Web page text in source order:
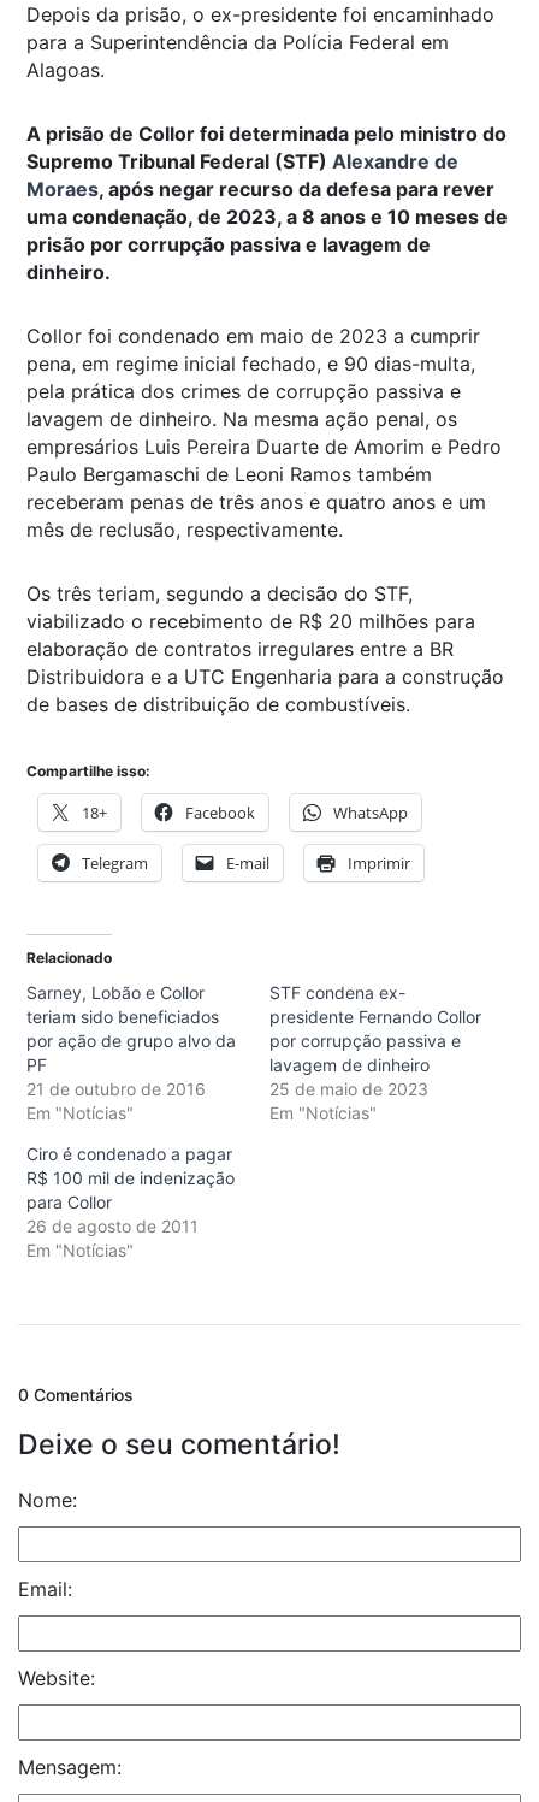
Depois da prisão, o ex-presidente foi encaminhado
para a Superintendência da Polícia Federal em
Alagoas.
A prisão de Collor foi determinada pelo ministro do
Supremo Tribunal Federal (STF) Alexandre de
Moraes, após negar recurso da defesa para rever
uma condenação, de 2023, a 8 anos e 10 meses de
prisão por corrupção passiva e lavagem de
dinheiro.
Collor foi condenado em maio de 2023 a cumprir
pena, em regime inicial fechado, e 90 dias-multa,
pela prática dos crimes de corrupção passiva e
lavagem de dinheiro. Na mesma ação penal, os
empresários Luis Pereira Duarte de Amorim e Pedro
Paulo Bergamaschi de Leoni Ramos também
receberam penas de três anos e quatro anos e um
mês de reclusão, respectivamente.
Os três teriam, segundo a decisão do STF,
viabilizado o recebimento de R$ 20 milhões para
elaboração de contratos irregulares entre a BR
Distribuidora e a UTC Engenharia para a construção
de bases de distribuição de combustíveis.
Compartilhe isso:
18+ Facebook WhatsApp
Telegram E-mail Imprimir
Relacionado
Sarney, Lobão e Collor
teriam sido beneficiados
por ação de grupo alvo da
PF
21 de outubro de 2016
Em "Notícias"
STF condena ex-
presidente Fernando Collor
por corrupção passiva e
lavagem de dinheiro
25 de maio de 2023
Em "Notícias"
Ciro é condenado a pagar
R$ 100 mil de indenização
para Collor
26 de agosto de 2011
Em "Notícias"
0 Comentários
Deixe o seu comentário!
Nome:
Email:
Website:
Mensagem: